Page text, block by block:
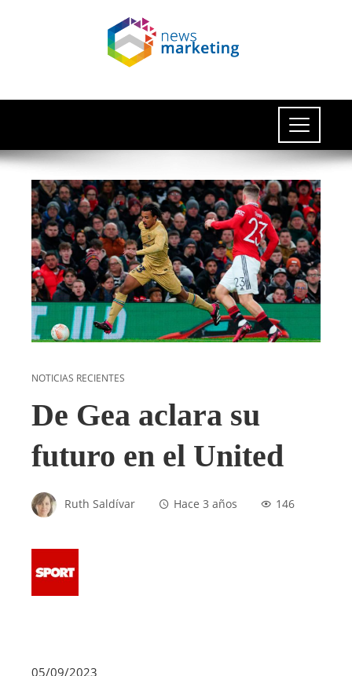
NOTICIAS RECIENTES
De Gea aclara su
futuro en el United
Ruth Saldívar Hace 3 años 146
05/09/2023